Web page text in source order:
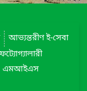
আভ্যন্তরীণ ই-সেবা
ফট্যোগ্যালারী
এমআইএস